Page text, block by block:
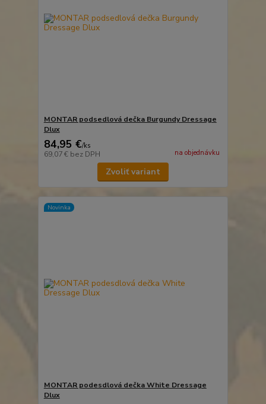
MONTAR podsedlová dečka Burgundy Dressage
Dlux
84,95 €/ks
69,07 € bez DPH na objednávku
Zvoliť variant
Novinka
MONTAR podesdlová dečka White Dressage
Dlux